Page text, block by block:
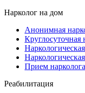
Нарколог на дом
Анонимная
Круглосуточная
Прием нарколога
Реабилитация